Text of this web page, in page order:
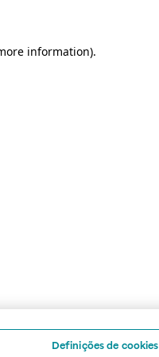
information).
Definições de cookies